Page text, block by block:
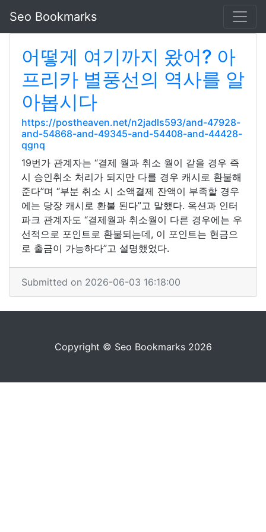
Seo Bookmarks
어떻게 여기까지 왔어? 아
프리카 별풍선의 역사를 알
아봅시다
https://postheaven.net/n2jadls593/and-47928-
and-54868-and-49345-and-54408-and-44428-
qgnq
19번가 관계자는 “결제 월과 취소 월이 같을 경우 즉
시 승인취소 처리가 되지만 다를 경우 캐시로 환불해
준다”며 “부분 취소 시 소액결제 잔액이 부족할 경우
에는 당장 캐시로 환불 된다”고 말했다. 옥션과 인터
파크 관계자도 “결제월과 취소월이 다른 경우에는 우
선적으로 포인트로 환불되는데, 이 포인트는 현금으
로 출금이 가능하다”고 설명했었다.
Submitted on 2026-06-03 16:18:00
Copyright © Seo Bookmarks 2026